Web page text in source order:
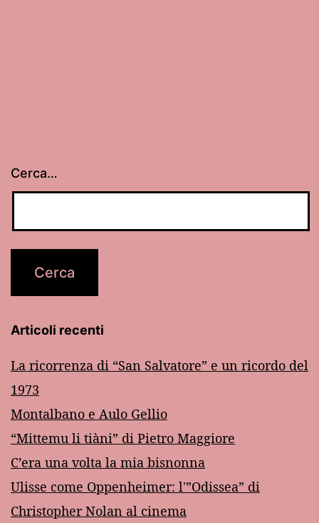
Cerca…
Articoli recenti
La ricorrenza di “San Salvatore” e un ricordo del
1973
Montalbano e Aulo Gellio
“Mittemu li tiàni” di Pietro Maggiore
C’era una volta la mia bisnonna
Ulisse come Oppenheimer: l'”Odissea” di
Christopher Nolan al cinema